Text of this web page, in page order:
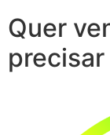
Quer